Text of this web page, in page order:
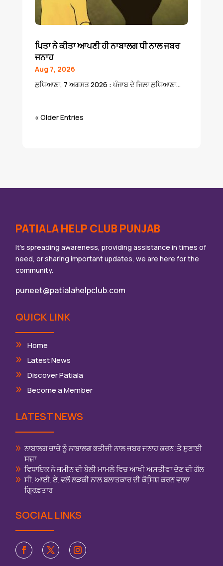
ਪਿਤਾ ਨੇ ਕੀਤਾ ਆਪਣੀ ਹੀ ਨਾਬਾਲਗ ਧੀ ਨਾਲ ਜਬਰ
ਜਨਾਹ
Aug 7, 2026
ਲੁਧਿਆਣਾ, 7 ਅਗਸਤ 2026 : ਪੰਜਾਬ ਦੇ ਜਿਲਾ ਲੁਧਿਆਣਾ...
« Older Entries
PATIALA HELP CLUB PUNJAB
It’s spreading awareness, providing assistance in times of
need, or sharing important updates, we are here for the
community.
puneet@patialahelpclub.com
QUICK LINK
Home
Latest News
Discover Patiala
Become a Member
LATEST NEWS
ਨਾਬਾਲਗ ਚਾਚੇ ਨੂੰ ਨਾਬਾਲਗ ਭਤੀਜੀ ਨਾਲ ਜਬਰ ਜਨਾਹ ਕਰਨ ‘ਤੇ ਸੁਣਾਈ
ਸਜ਼ਾ
ਵਿਧਾਇਕ ਨੇ ਜ਼ਮੀਨ ਦੀ ਬੋਲੀ ਮਾਮਲੇ ਵਿਚ ਆਖੀ ਅਸਤੀਫਾ ਦੇਣ ਦੀ ਗੱਲ
ਸੀ. ਆਈ. ਏ. ਵਲੋਂ ਲੜਕੀ ਨਾਲ ਬਲਾਤਕਾਰ ਦੀ ਕੋਸਿ਼ਸ਼ ਕਰਨ ਵਾਲਾ
ਗ੍ਰਿਫ਼ਤਾਰ
SOCIAL LINKS